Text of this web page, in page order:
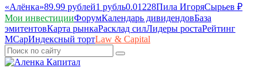
«Алёнка»89.99 рублей1 рубль0.01228Пила ИгоряСырьев ₽
Мои инвестицииФорумКалендарь дивидендовБаза
эмитентовКарта рынкаРасклад силЛидеры ростаРейтинг
MCapИндексный тортLaw & Capital